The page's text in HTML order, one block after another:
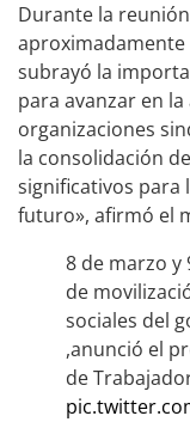
Durante la
subrayó la
para avanzar en
organizaciones
la consolidación
significativos para
futuro», afirmó el
8 de marzo y
de
sociales del
,anunció el
de